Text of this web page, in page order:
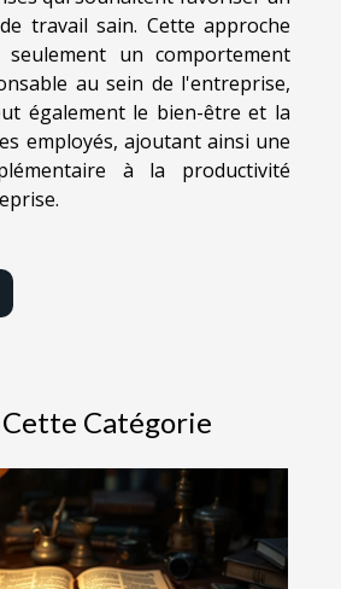
travail sain. Cette approche
un comportement
au sein de l'entreprise,
également le bien-être et la
employés, ajoutant ainsi une
à la productivité
Cette Catégorie